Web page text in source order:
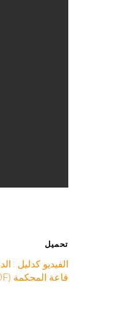
تحميل
الفيديو كدليل :
قاعة المحكمة (PDF)